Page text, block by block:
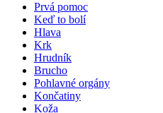
Prvá pomoc
Keď to bolí
Hlava
Krk
Hrudník
Brucho
Pohlavné orgány
Končatiny
Koža